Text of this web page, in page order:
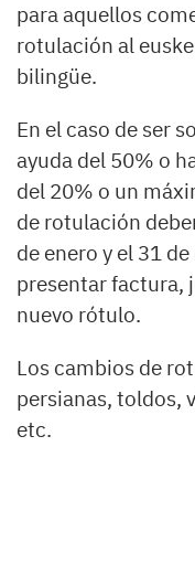
para aquellos
rotulación al
bilingüe.
En el caso de ser
ayuda del 50% o
del 20% o un
de rotulación
de enero y el 31
presentar factura,
nuevo rótulo.
Los cambios de
persianas, toldos,
etc.